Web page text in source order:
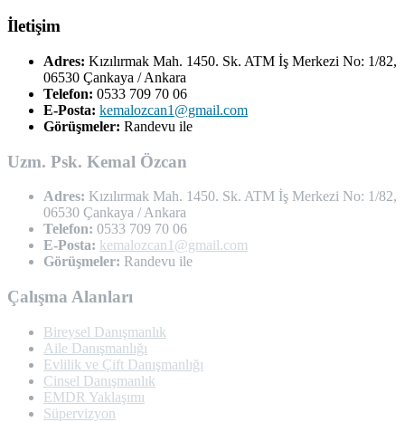
İletişim
Adres: Kızılırmak Mah. 1450. Sk. ATM İş Merkezi No: 1/82,
06530 Çankaya / Ankara
Telefon: 0533 709 70 06
E-Posta: kemalozcan1@gmail.com
Görüşmeler: Randevu ile
Uzm. Psk. Kemal Özcan
Adres: Kızılırmak Mah. 1450. Sk. ATM İş Merkezi No: 1/82,
06530 Çankaya / Ankara
Telefon: 0533 709 70 06
E-Posta: kemalozcan1@gmail.com
Görüşmeler: Randevu ile
Çalışma Alanları
Bireysel Danışmanlık
Aile Danışmanlığı
Evlilik ve Çift Danışmanlığı
Cinsel Danışmanlık
EMDR Yaklaşımı
Süpervizyon